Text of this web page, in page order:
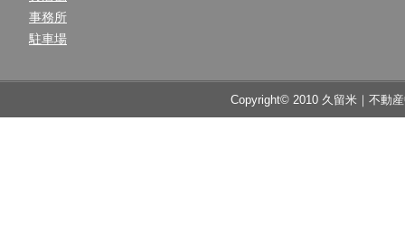
事務所
駐車場
Copyright© 2010 久留米｜不動